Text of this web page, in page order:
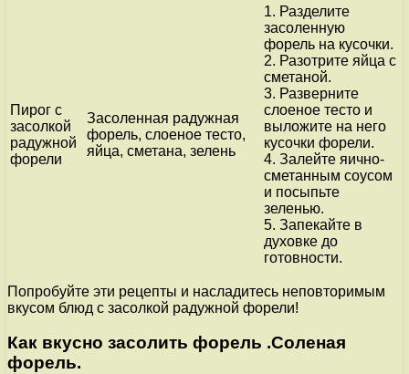
Пирог с
засолкой
радужной
форели
Засоленная радужная
форель, слоеное тесто,
яйца, сметана, зелень
1. Разделите
засоленную
форель на кусочки.
2. Разотрите яйца с
сметаной.
3. Разверните
слоеное тесто и
выложите на него
кусочки форели.
4. Залейте яично-
сметанным соусом
и посыпьте
зеленью.
5. Запекайте в
духовке до
готовности.
Попробуйте эти рецепты и насладитесь неповторимым
вкусом блюд с засолкой радужной форели!
Как вкусно засолить форель .Соленая
форель.